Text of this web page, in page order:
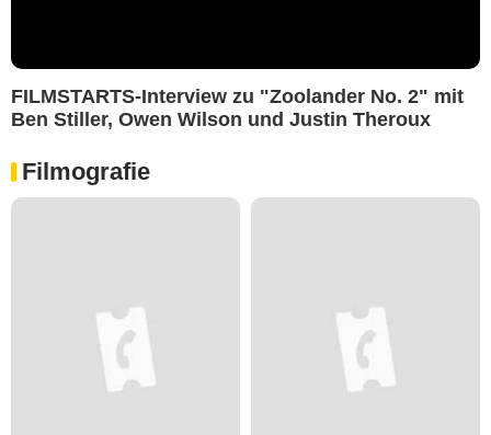
FILMSTARTS-Interview zu "Zoolander No. 2" mit
Ben Stiller, Owen Wilson und Justin Theroux
Filmografie